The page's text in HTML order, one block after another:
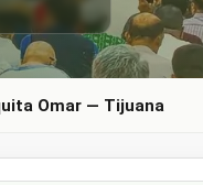
Omar — Tijuana